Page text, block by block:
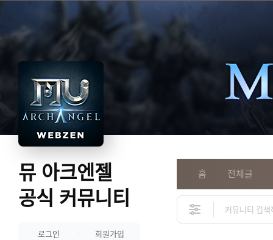
뮤 아크엔젤
공식 커뮤니티
로그인 회원가입
홈 전체글